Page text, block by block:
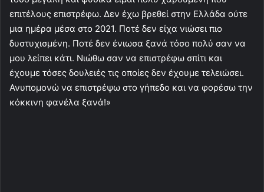
επιτέλους επιστρέφω. Δεν έχω βρεθεί στην Ελλάδα ούτε
μια ημέρα μέσα στο 2021. Ποτέ δεν είχα νιώσει πιο
δυστυχισμένη. Ποτέ δεν ένιωσα ξανά τόσο πολύ σαν να
μου λείπει κάτι. Νιώθω σαν να επιστρέφω σπίτι και
έχουμε τόσες δουλειές τις οποίες δεν έχουμε τελειώσει.
Ανυπομονώ να επιστρέψω στο γήπεδο και να φορέσω την
κόκκινη φανέλα ξανά!»